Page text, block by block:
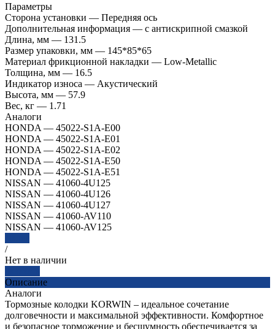
Параметры
Сторона установки — Передняя ось
Дополнительная информация — с антискрипной смазкой
Длина, мм — 131.5
Размер упаковки, мм — 145*85*65
Материал фрикционной накладки — Low-Metallic
Толщина, мм — 16.5
Индикатор износа — Акустический
Высота, мм — 57.9
Вес, кг — 1.71
Аналоги
HONDA — 45022-S1A-E00
HONDA — 45022-S1A-E01
HONDA — 45022-S1A-E02
HONDA — 45022-S1A-E50
HONDA — 45022-S1A-E51
NISSAN — 41060-4U125
NISSAN — 41060-4U126
NISSAN — 41060-4U127
NISSAN — 41060-AV110
NISSAN — 41060-AV125
/
Нет в наличии
Описание
Аналоги
Тормозные колодки KORWIN – идеальное сочетание
долговечности и максимальной эффективности. Комфортное
и безопасное торможение и бесшумность обеспечивается за